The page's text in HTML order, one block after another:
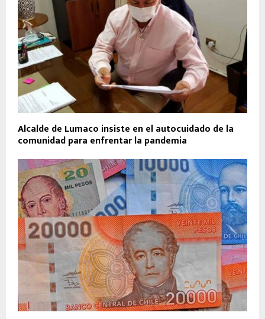
Alcalde de Lumaco insiste en el autocuidado de la
comunidad para enfrentar la pandemia